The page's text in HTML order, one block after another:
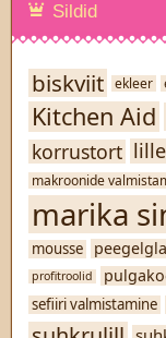
Sildid
biskviit ekleer
Kitchen Aid
korrustort
makroonide
marika
mousse
profitroolid
sefiiri valmistamine